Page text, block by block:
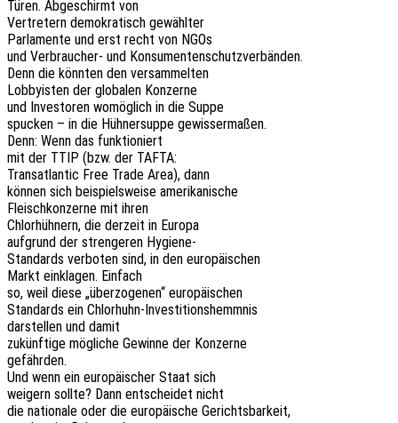
Türen. Abge­schirmt von
Vertre­tern demo­kra­tisch gewählter
Parla­men­te und erst recht von NGOs
und Verbrau­cher- und Konsumentenschutzverbänden.
Denn die könn­ten den versammelten
Lobby­is­ten der globa­len Konzerne
und Inves­to­ren womög­lich in die Suppe
spucken – in die Hühner­sup­pe gewissermaßen.
Denn: Wenn das funktioniert
mit der TTIP (bzw. der TAFTA:
Trans­at­lan­tic Free Trade Area), dann
können sich beispiels­wei­se amerikanische
Fleisch­kon­zer­ne mit ihren
Chlor­hüh­nern, die derzeit in Europa
aufgrund der stren­ge­ren Hygiene-
Stan­dards verbo­ten sind, in den europäischen
Markt einkla­gen. Einfach
so, weil diese „über­zo­ge­nen“ europäischen
Stan­dards ein Chlorhuhn-Investitionshemmnis
darstel­len und damit
zukünf­ti­ge mögli­che Gewin­ne der Konzerne
gefährden.
Und wenn ein euro­päi­scher Staat sich
weigern sollte? Dann entschei­det nicht
die natio­na­le oder die euro­päi­sche Gerichtsbarkeit,